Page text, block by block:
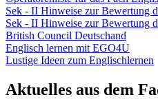
Sek - II Hinweise zur Bewertung
Sek - II Hinweise zur Bewertung
British Council Deutschand
Englisch lernen mit EGO4U
Lustige Ideen zum Englischlernen
Aktuelles aus dem